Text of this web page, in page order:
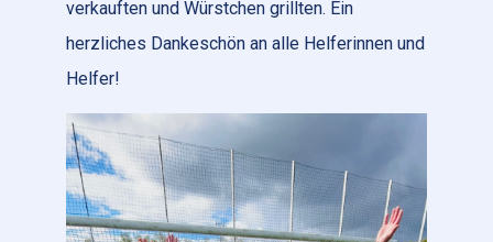
verkauften und Würstchen grillten. Ein
herzliches Dankeschön an alle Helferinnen und
Helfer!